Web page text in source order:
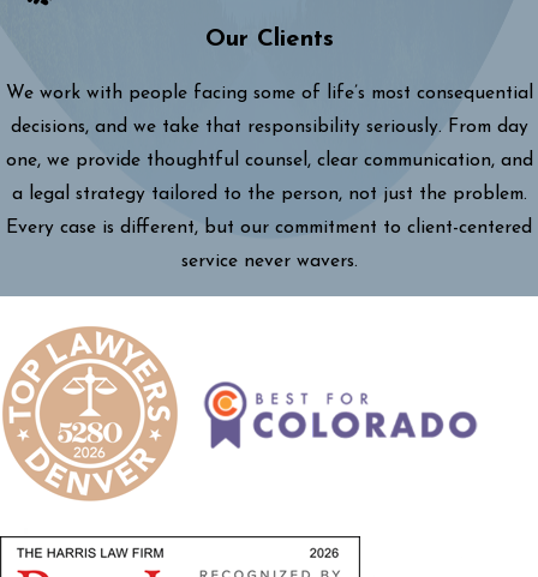
Our Clients
We work with people facing some of life’s most consequential
decisions, and we take that responsibility seriously. From day
one, we provide thoughtful counsel, clear communication, and
a legal strategy tailored to the person, not just the problem.
Every case is different, but our commitment to client-centered
service never wavers.